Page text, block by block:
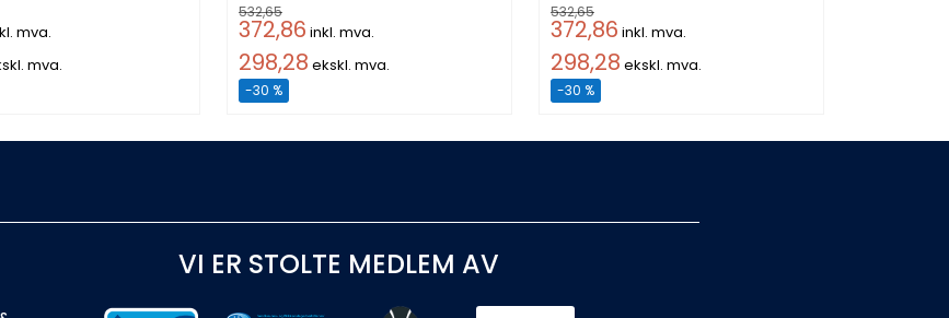
mva.
mva.
532,65
372,86 inkl. mva.
298,28 ekskl. mva.
-30 %
532,65
372,86 inkl. mva.
298,28 ekskl. mva.
-30 %
VI ER STOLTE MEDLEM AV